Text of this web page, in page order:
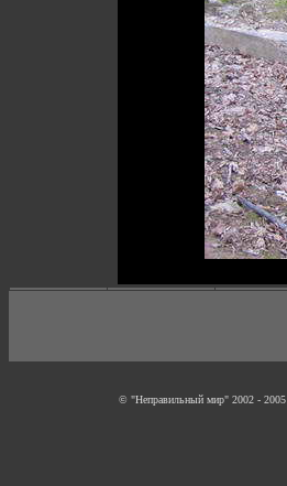
© "Неправильный мир" 2002 - 2005